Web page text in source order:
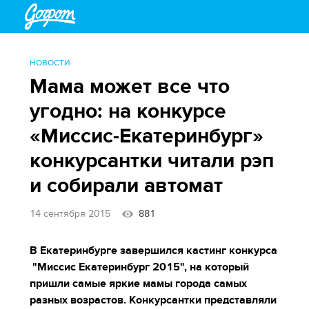
НОВОСТИ
Мама может все что
угодно: на конкурсе
«Миссис-Екатеринбург»
конкурсантки читали рэп
и собирали автомат
14 сентября 2015 881
В Екатеринбурге завершился кастинг конкурса
"Миссис Екатеринбург 2015", на который
пришли самые яркие мамы города самых
разных возрастов. Конкурсантки представляли